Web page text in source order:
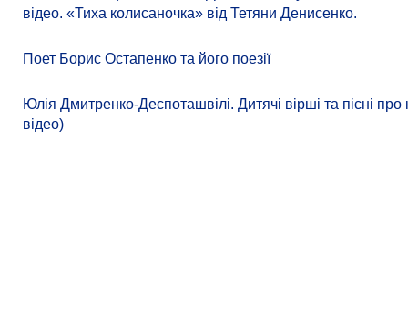
відео. «Тиха колисаночка» від Тетяни Денисенко.
Поет Борис Остапенко та його поезії
Юлія Дмитренко-Деспоташвілі. Дитячі вірші та пісні про
відео)